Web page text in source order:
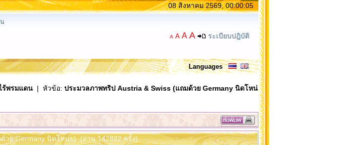
08 สิงหาคม 2569, 00:00:05
A A A A ระเบียบปฎิบัติ
Languages
ร้พรมแดน| หัวข้อ: ประมวลภาพทริป Austria & Swiss (แถมด้วย Germany นิดโหน่
วย Germany นิดโหน่ย) (อ่าน 142822 ครั้ง)